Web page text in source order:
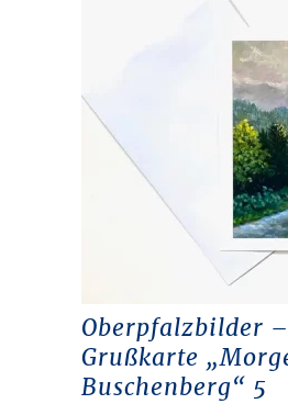
Oberpfalzbilder
Grußkarte
Buschenberg“ 5